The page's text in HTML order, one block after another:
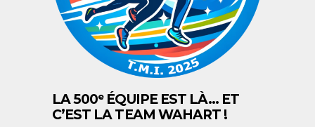
LA 500ᵉ ÉQUIPE EST LÀ… ET
C’EST LA TEAM WAHART !